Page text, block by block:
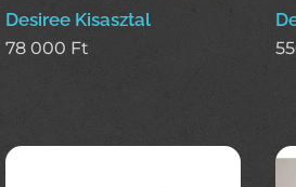
Desiree Kisasztal
78 000 Ft